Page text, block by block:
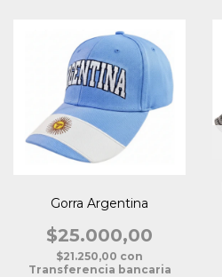
Gorra Argentina
$25.000,00
$21.250,00 con
Transferencia bancaria